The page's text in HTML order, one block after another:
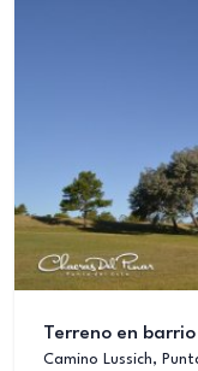
Terreno en
Camino Lussich,